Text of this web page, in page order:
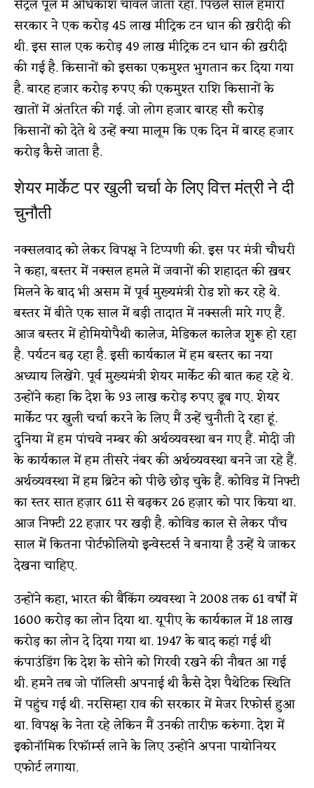
सेंट्रल पूल में अधिकांश चावल जाता रहा. पिछले साल हमारी
सरकार ने एक करोड़ 45 लाख मीट्रिक टन धान की ख़रीदी की
थी. इस साल एक करोड़ 49 लाख मीट्रिक टन धान की ख़रीदी
की गई है. किसानों को इसका एकमुश्त भुगतान कर दिया गया
है. बारह हजार करोड़ रुपए की एकमुश्त राशि किसानों के
खातों में अंतरित की गई. जो लोग हजार बारह सौ करोड़
किसानों को देते थे उन्हें क्या मालूम कि एक दिन में बारह हजार
करोड़ कैसे जाता है.
शेयर मार्केट पर खुली चर्चा के लिए वित्त मंत्री ने दी
चुनौती
नक्सलवाद को लेकर विपक्ष ने टिप्पणी की. इस पर मंत्री चौधरी
ने कहा, बस्तर में नक्सल हमले में जवानों की शहादत की ख़बर
मिलने के बाद भी असम में पूर्व मुख्यमंत्री रोड शो कर रहे थे.
बस्तर में बीते एक साल में बड़ी तादात में नक्सली मारे गए हैं.
आज बस्तर में होमियोपैथी कालेज, मेडिकल कालेज शुरू हो रहा
है. पर्यटन बढ़ रहा है. इसी कार्यकाल में हम बस्तर का नया
अध्याय लिखेंगे. पूर्व मुख्यमंत्री शेयर मार्केट की बात कह रहे थे.
उन्होंने कहा कि देश के 93 लाख करोड़ रुपए डूब गए. शेयर
मार्केट पर खुली चर्चा करने के लिए मैं उन्हें चुनौती दे रहा हूं.
दुनिया में हम पांचवे नम्बर की अर्थव्यवस्था बन गए हैं. मोदी जी
के कार्यकाल में हम तीसरे नंबर की अर्थव्यवस्था बनने जा रहे हैं.
अर्थव्यवस्था में हम ब्रिटेन को पीछे छोड़ चुके हैं. कोविड में निफ्टी
का स्तर सात हज़ार 611 से बढ़कर 26 हज़ार को पार किया था.
आज निफ्टी 22 हज़ार पर खड़ी है. कोविड काल से लेकर पाँच
साल में कितना पोर्टफोलियो इन्वेस्टर्स ने बनाया है उन्हें ये जाकर
देखना चाहिए.
उन्होंने कहा, भारत की बैंकिंग व्यवस्था ने 2008 तक 61 वर्षों में
1600 करोड़ का लोन दिया था. यूपीए के कार्यकाल में 18 लाख
करोड़ का लोन दे दिया गया था. 1947 के बाद कहां गई थी
कंपाउंडिंग कि देश के सोने को गिरवी रखने की नौबत आ गई
थी. हमने तब जो पॉलिसी अपनाई थी कैसे देश पैथेटिक स्थिति
में पहुंच गई थी. नरसिम्हा राव की सरकार में मेजर रिफोर्स हुआ
था. विपक्ष के नेता रहे लेकिन मैं उनकी तारीफ़ करुंगा. देश में
इकोनॉमिक रिफॉर्म्स लाने के लिए उन्होंने अपना पायोनियर
एफोर्ट लगाया.